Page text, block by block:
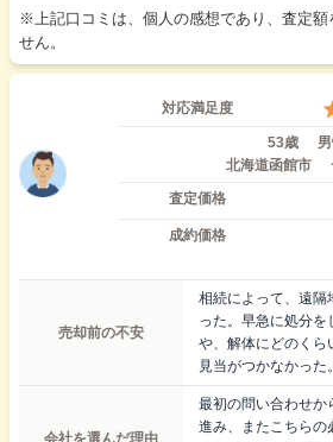
※上記口コミは、個人の感想であり、査定額
せん。
対応満足度
53歳
北海道函館市
査定価格
成約価格
売却前の不安
相続によって、遠隔
った。早急に処分を
や、解体にどのくら
見当がつかなかった。
会社を選んだ理由
最初の問い合わせか
進み、またこちらの